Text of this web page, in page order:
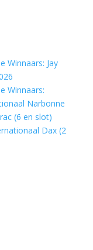
Winnaars: Jay
Winnaars:
Narbonne
(6 en slot)
Dax (2